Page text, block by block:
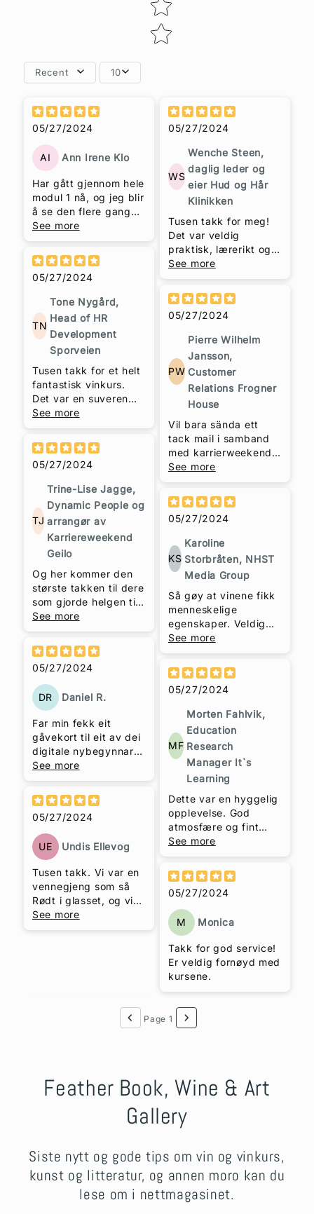
Recent 10
05/27/2024
AI Ann Irene Klo
Har gått gjennom hele
modul 1 nå, og jeg blir
å se den flere ganger.
Så kjøper jeg modul 2
og 3 senere.
Fantastisk kurs.
See more
05/27/2024
TN
Tone Nygård,
Head of HR
Development
Sporveien
Tusen takk for et helt
fantastisk vinkurs.
Det var en suveren
opplevelse i en rocka
innpakning. Både når
det gjelder din
kunnskap som du så
raust deler,
formidlingsevnen,
historiefortellingen,
humoren og
stemningen. Skjønner
godt at du fikk så
unison god
skal du virkelig ta til
deg, og vi som fikk
oppleve dette, sier
bare; Tusen Takk!
See more
05/27/2024
TJ
Trine-Lise Jagge,
Dynamic People og
arrangør av
Karriereweekend
Geilo
Og her kommer den
største takken til dere
som gjorde helgen til
en suksess: Tusen
takk Mona Sletengen
Halvorsen som årets
kuleste konfransier,
Kjersti Løken Stavrum
som ikke leser
bruksanvisning, Trude
Helén Hole som fikk
en 10 er på en skala
fra 1-6 for sitt vinkurs!
See more
05/27/2024
DR Daniel R.
Far min fekk eit
gåvekort til eit av dei
digitale nybegynnar-
kursa. Eg, far min og
kjernefamilien enda
opp med å sjå modul
1 (utan gåvekortet)
saman i påsken. Den
kvelden vart verkeleg
eit av høgdepunkta å
sjå tilbake til. Veldig
kjekt kurs du har
laget, og veldig
hyggeleg.
See more
05/27/2024
UE Undis Ellevog
Tusen takk. Vi var en
vennegjeng som så
Rødt i glasset, og vi
hadde en veldig
hyggelig kveld med
See more
05/27/2024
WS
Wenche Steen,
daglig leder og
eier Hud og Hår
Klinikken
Tusen takk for meg!
Det var veldig
praktisk, lærerikt og
morsomt! Du er flink
Trude Helén Hole!
See more
05/27/2024
PW
Pierre Wilhelm
Jansson,
Customer
Relations Frogner
House
Vil bara sända ett
tack mail i samband
med karrierweekend
på Geilo. Vin
provningen du
arrangerade var
verkligen ett gott
innspel som bjöd på
massa skratt och ny
kunnskap! Du har en
härlig personlighet
som skapar
engagemang.
See more
05/27/2024
KS
Karoline
Storbråten, NHST
Media Group
Så gøy at vinene fikk
menneskelige
egenskaper. Veldig
lærerikt og koselig.
Godt utvalg av viner
og en inspirerende
"somalier".
See more
05/27/2024
MF
Morten Fahlvik,
Education
Research
Manager It`s
Learning
Dette var en hyggelig
opplevelse. God
atmosfære og fint
utvalg med viner.
Mange gode tips til
eget kjøp. Særegen
stil og god
formidlingsevne.
See more
05/27/2024
M Monica
Takk for god service!
Er veldig fornøyd med
kursene.
Page 1
Feather Book, Wine & Art
Gallery
Siste nytt og gode tips om vin og vinkurs,
kunst og litteratur, og annen moro kan du
lese om i nettmagasinet.